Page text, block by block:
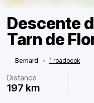
Descente
Tarn de
Bernard • 1 roadbook
Distance
197 km